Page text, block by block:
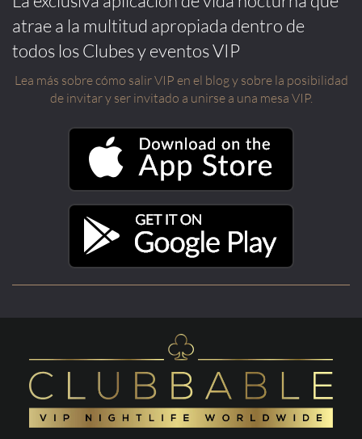
atrae a la multitud apropiada dentro de
todos los Clubes y eventos VIP
Lea más sobre cómo salir VIP en el blog y sobre la posibilidad
de invitar y ser invitado a unirse a una mesa VIP.